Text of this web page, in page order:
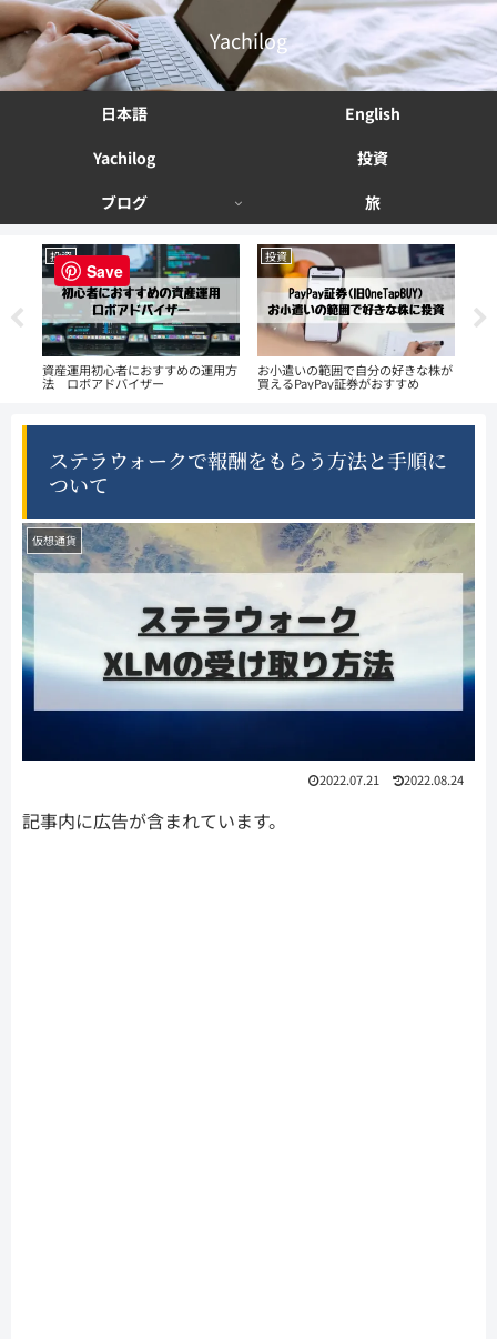
Yachilog
日本語
English
Yachilog
投資
ブログ
旅
投資
資産運用初心者におすすめの運用方
法 ロボアドバイザー
投資
お小遣いの範囲で自分の好きな株が
買えるPayPay証券がおすすめ
ステラウォークで報酬をもらう方法と手順に
ついて
仮想通貨
2022.07.21 2022.08.24
記事内に広告が含まれています。
Save